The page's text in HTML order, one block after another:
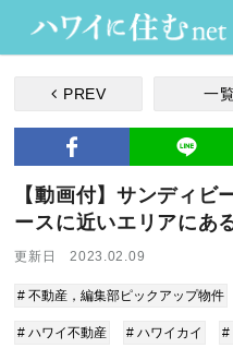
PREV 一
【動画付】サンディビ
ースに近いエリアにあ
更新日 2023.02.09
# 不動産，編集部ピックアップ物件
# ハワイ不動産 # ハワイカイ #